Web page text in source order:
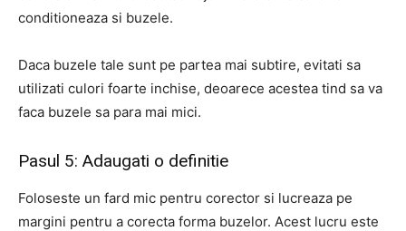
conditioneaza si buzele.
Daca buzele tale sunt pe partea mai subtire, evitati sa
utilizati culori foarte inchise, deoarece acestea tind sa va
faca buzele sa para mai mici.
Pasul 5: Adaugati o definitie
Foloseste un fard mic pentru corector si lucreaza pe
margini pentru a corecta forma buzelor. Acest lucru este